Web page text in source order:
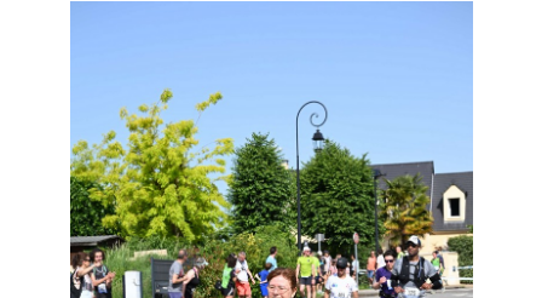
Devenez bénévoles
Partenaires
Photos▼